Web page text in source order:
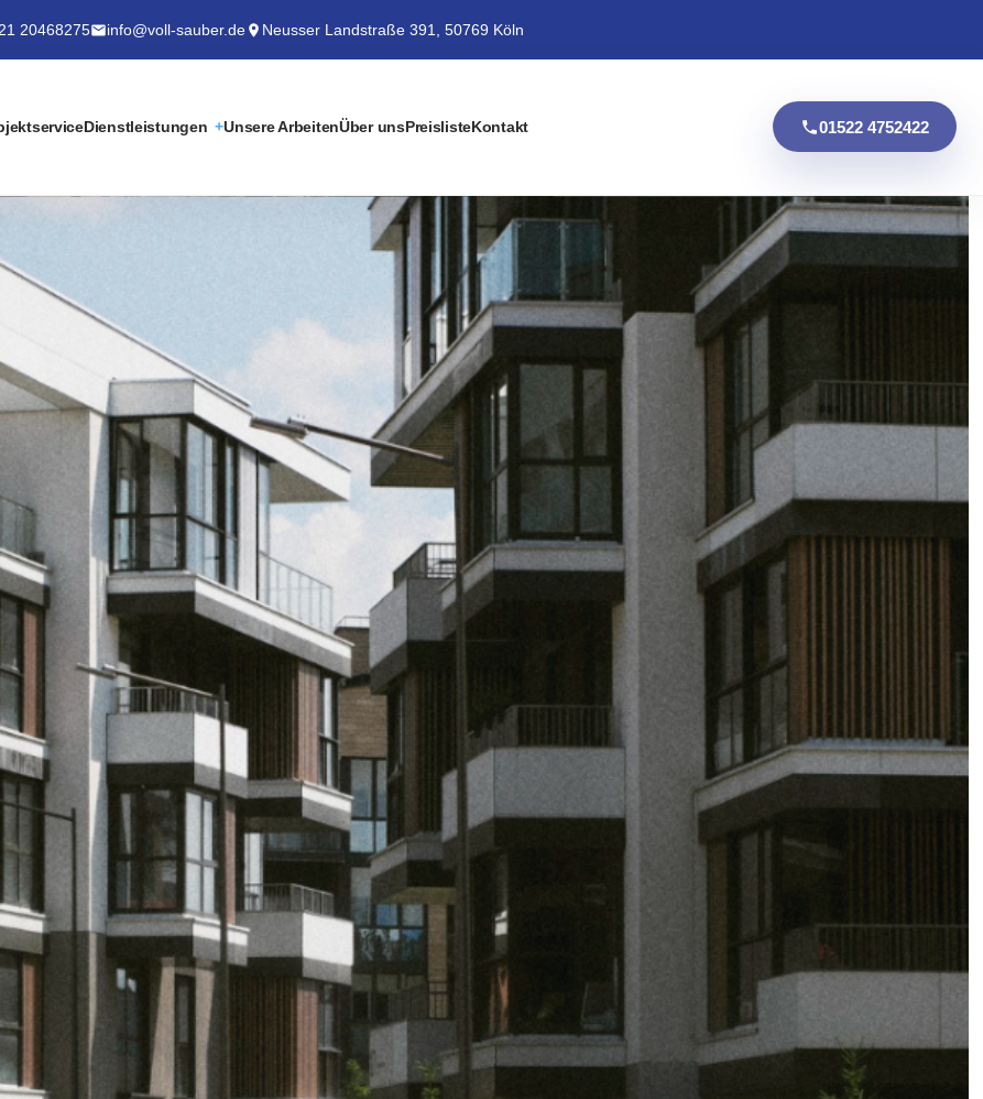
20468275 info@voll-sauber.de Neusser Landstraße 391, 50769 Köln
Dienstleistungen Unsere ArbeitenÜber unsPreislisteKontakt 01522 4752422